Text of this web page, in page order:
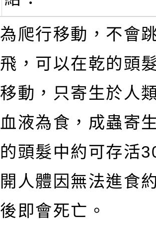
為爬行移動，不會
飛，可以在乾的頭
移動，只寄生於人
血液為食，成蟲寄
的頭髮中約可存活
開人體因無法進食
後即會死亡。